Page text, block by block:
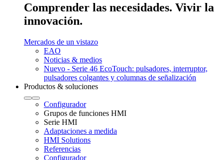
Comprender las necesidades. Vivir la
innovación.
Mercados de un vistazo
EAO
Noticias & medios
Nuevo - Serie 46 EcoTouch: pulsadores, interruptor,
pulsadores colgantes y columnas de señalización
Productos & soluciones
Configurador
Grupos de funciones HMI
Serie HMI
Adaptaciones a medida
HMI Solutions
Referencias
Configurador